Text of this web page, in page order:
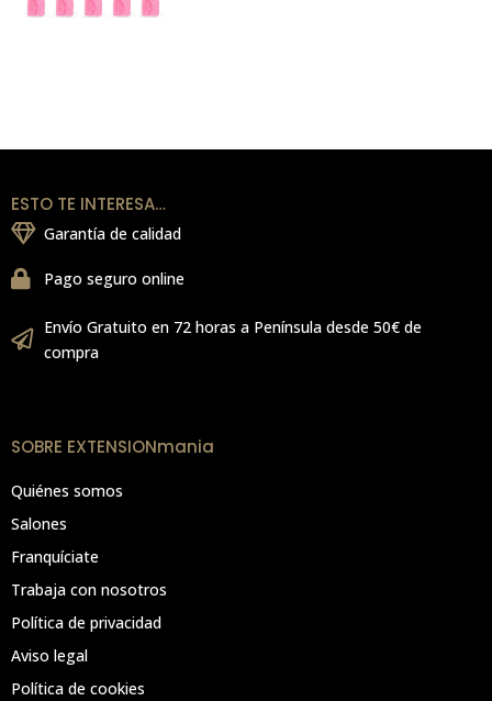
ESTO TE INTERESA…
Garantía de calidad
Pago seguro online
Envío Gratuito en 72 horas a Península desde 50€ de
compra
SOBRE EXTENSIONmania
Quiénes somos
Salones
Franquíciate
Trabaja con nosotros
Política de privacidad
Aviso legal
Política de cookies